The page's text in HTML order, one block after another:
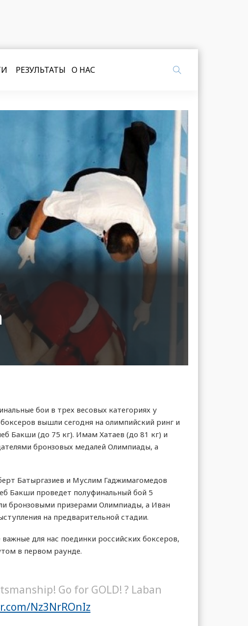
РЕЗУЛЬТАТЫ О НАС
бои в трех весовых категориях у
вышли сегодня на олимпийский ринг и
Бакши (до 75 кг). Имам Хатаев (до 81 кг) и
бронзовых медалей Олимпиады, а
Батыргазиев и Муслим Гаджимагомедов
Бакши проведет полуфинальный бой 5
бронзовыми призерами Олимпиады, а Иван
на предварительной стадии.
для нас поединки российских боксеров,
в первом раунде.
Go for GOLD! ? Laban
Nz3NrROnIz